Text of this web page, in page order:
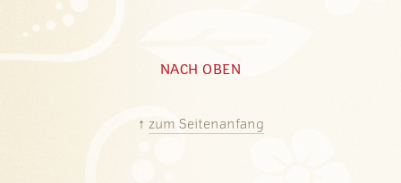
NACH OBEN
↑ zum Seitenanfang